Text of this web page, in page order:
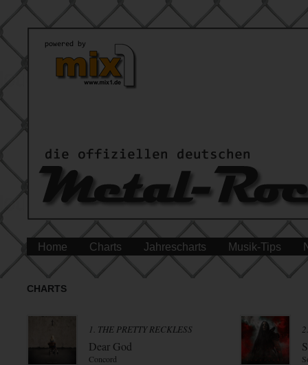
Home Charts Jahrescharts Musik-Tips
CHARTS
1. THE PRETTY RECKLESS
Dear God
Concord